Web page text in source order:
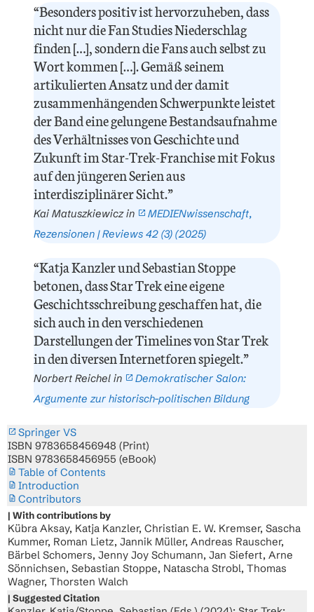
“Besonders positiv ist hervorzuheben, dass
nicht nur die Fan Studies Niederschlag
finden […], sondern die Fans auch selbst zu
Wort kommen […]. Gemäß seinem
artikulierten Ansatz und der damit
zusammenhängenden Schwerpunkte leistet
der Band eine gelungene Bestandsaufnahme
des Verhältnisses von Geschichte und
Zukunft im Star-Trek-Franchise mit Fokus
auf den jüngeren Serien aus
interdisziplinärer Sicht.”
Kai Matuszkiewicz in
MEDIENwissenschaft,
Rezensionen | Reviews 42 (3) (2025)
“Katja Kanzler und Sebastian Stoppe
betonen, dass Star Trek eine eigene
Geschichtsschreibung geschaffen hat, die
sich auch in den verschiedenen
Darstellungen der Timelines von Star Trek
in den diversen Internetforen spiegelt.”
Norbert Reichel in
Demokratischer Salon:
Argumente zur historisch-politischen Bildung
Springer VS
ISBN 9783658456948 (Print)
ISBN 9783658456955 (eBook)
Table of Contents
Introduction
Contributors
With contributions by
Kübra Aksay, Katja Kanzler, Christian E. W. Kremser, Sascha
Kummer, Roman Lietz, Jannik Müller, Andreas Rauscher,
Bärbel Schomers, Jenny Joy Schumann, Jan Siefert, Arne
Sönnichsen, Sebastian Stoppe, Natascha Strobl, Thomas
Wagner, Thorsten Walch
Suggested Citation